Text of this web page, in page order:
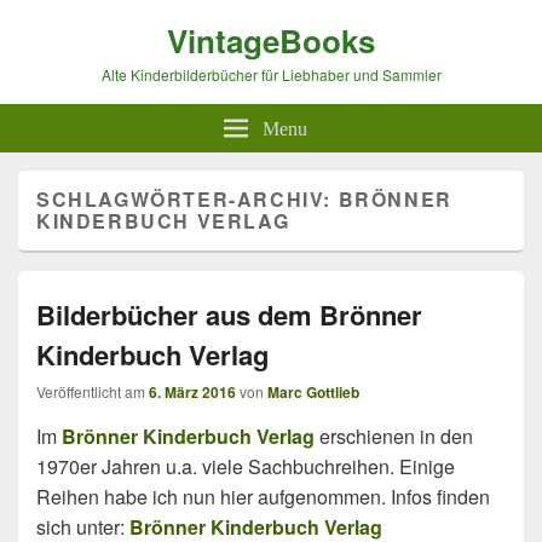
VintageBooks
Alte Kinderbilderbücher für Liebhaber und Sammler
Menu
SCHLAGWÖRTER-ARCHIV: BRÖNNER
KINDERBUCH VERLAG
Bilderbücher aus dem Brönner
Kinderbuch Verlag
Veröffentlicht am 6. März 2016von Marc Gottlieb
Im Brönner Kinderbuch Verlag erschienen in den
1970er Jahren u.a. viele Sachbuchreihen. Einige
Reihen habe ich nun hier aufgenommen. Infos finden
sich unter: Brönner Kinderbuch Verlag